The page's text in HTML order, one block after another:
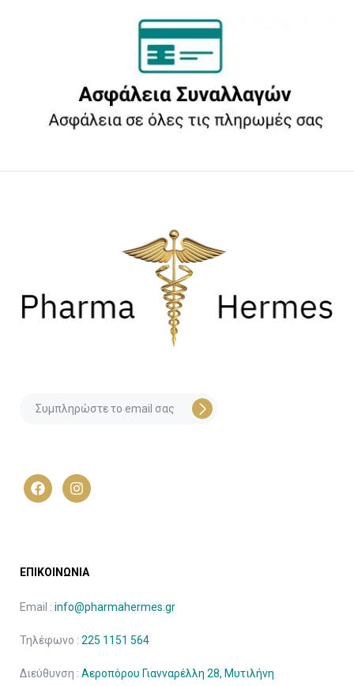
ΕΠΙΚΟΙΝΩΝΙΑ
Email : info@pharmahermes.gr
Τηλέφωνο : 225 1151 564
Διεύθυνση : Αεροπόρου Γιανναρέλλη 28, Μυτιλήνη